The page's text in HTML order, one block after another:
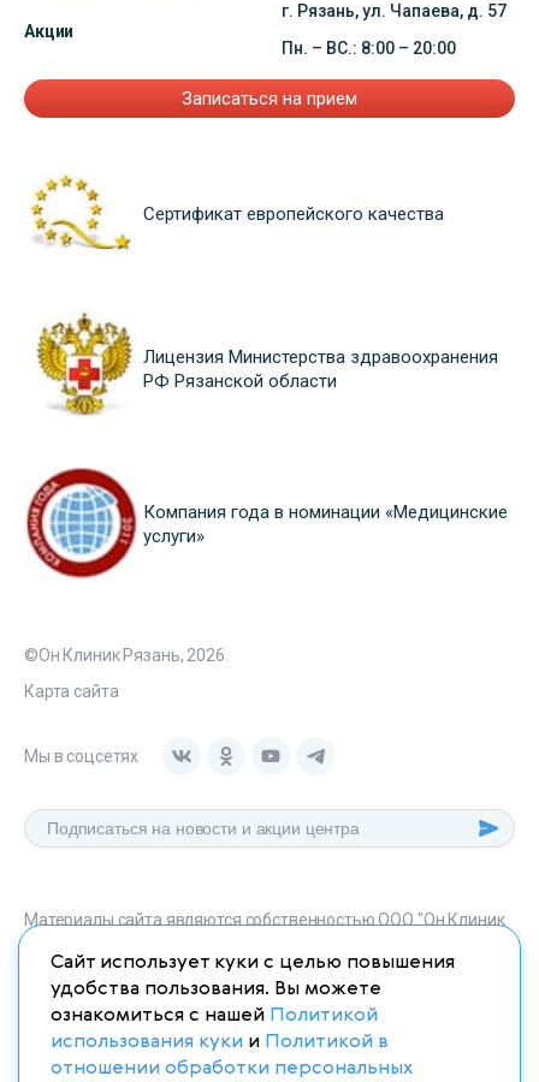
Акции
г. Рязань, ул. Чапаева, д. 57
Пн. – ВС.: 8:00 – 20:00
Записаться на прием
Сертификат европейского качества
Лицензия Министерства здравоохранения
РФ Рязанской области
Компания года в номинации «Медицинские
услуги»
©Он Клиник Рязань, 2026.
Карта сайта
Мы в соцсетях
Материалы сайта являются собственностью ООО "Он Клиник
onclinic-ryazan.ru запрещено в соответствии со статьей 1259
ГК. РФ.
Сайт использует куки с целью повышения
удобства пользования. Вы можете
ознакомиться с нашей Политикой
использования куки и Политикой в
отношении обработки персональных